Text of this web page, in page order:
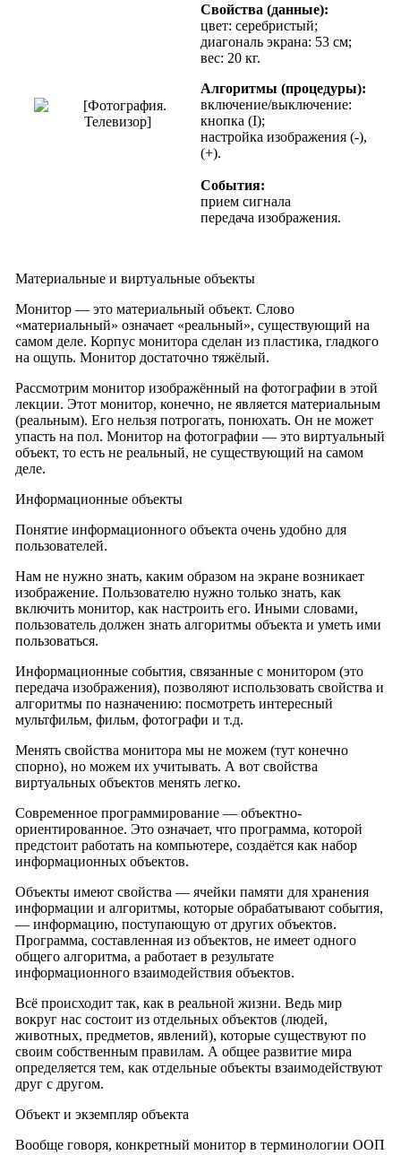
Свойства (данные):
цвет: серебристый;
диагональ экрана: 53 см;
вес: 20 кг.
Алгоритмы (процедуры):
включение/выключение:
кнопка (I);
настройка изображения (-),
(+).
События:
прием сигнала
передача изображения.
Материальные и виртуальные объекты
Монитор — это материальный объект. Слово
«материальный» означает «реальный», существующий на
самом деле. Корпус монитора сделан из пластика, гладкого
на ощупь. Монитор достаточно тяжёлый.
Рассмотрим монитор изображённый на фотографии в этой
лекции. Этот монитор, конечно, не является материальным
(реальным). Его нельзя потрогать, понюхать. Он не может
упасть на пол. Монитор на фотографии — это виртуальный
объект, то есть не реальный, не существующий на самом
деле.
Информационные объекты
Понятие информационного объекта очень удобно для
пользователей.
Нам не нужно знать, каким образом на экране возникает
изображение. Пользователю нужно только знать, как
включить монитор, как настроить его. Иными словами,
пользователь должен знать алгоритмы объекта и уметь ими
пользоваться.
Информационные события, связанные с монитором (это
передача изображения), позволяют использовать свойства и
алгоритмы по назначению: посмотреть интересный
мультфильм, фильм, фотографи и т.д.
Менять свойства монитора мы не можем (тут конечно
спорно), но можем их учитывать. А вот свойства
виртуальных объектов менять легко.
Современное программирование — объектно-
ориентированное. Это означает, что программа, которой
предстоит работать на компьютере, создаётся как набор
информационных объектов.
Объекты имеют свойства — ячейки памяти для хранения
информации и алгоритмы, которые обрабатывают события,
— информацию, поступающую от других объектов.
Программа, составленная из объектов, не имеет одного
общего алгоритма, а работает в результате
информационного взаимодействия объектов.
Всё происходит так, как в реальной жизни. Ведь мир
вокруг нас состоит из отдельных объектов (людей,
животных, предметов, явлений), которые существуют по
своим собственным правилам. А общее развитие мира
определяется тем, как отдельные объекты взаимодействуют
друг с другом.
Объект и экземпляр объекта
Вообще говоря, конкретный монитор в терминологии ООП